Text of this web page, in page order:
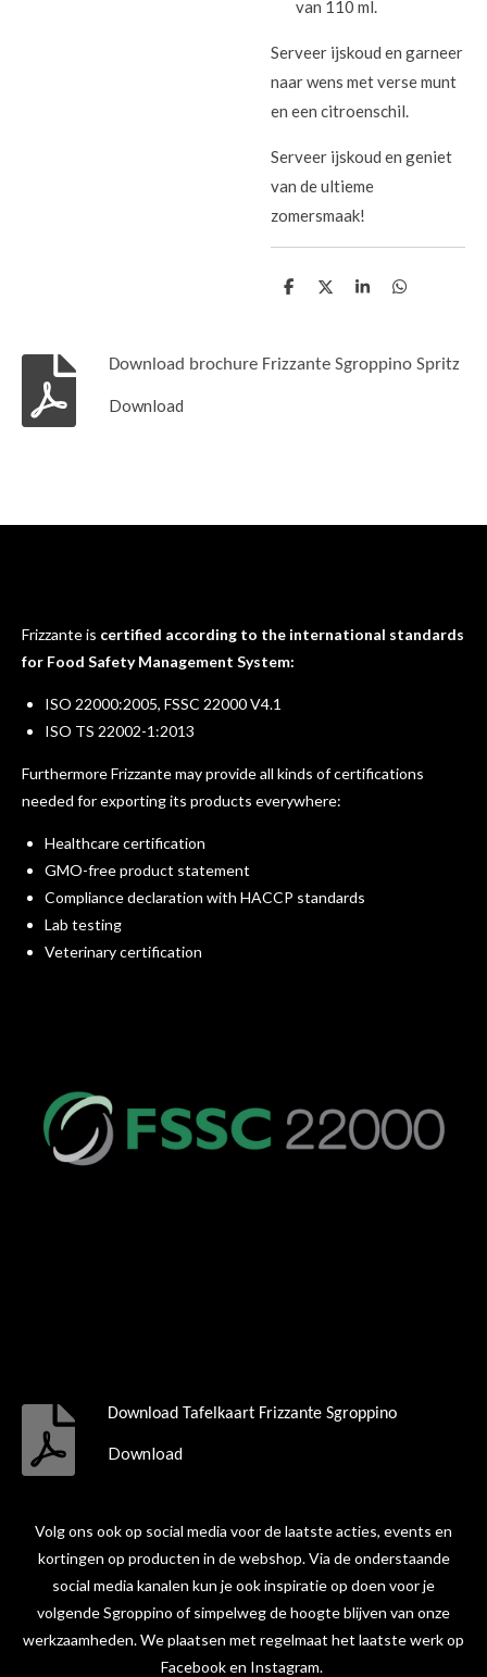
van 110 ml.
Serveer ijskoud en garneer
naar wens met verse munt
en een citroenschil.
Serveer ijskoud en geniet
van de ultieme
zomersmaak!
D
n
D
S
e
D
n
Download brochure Frizzante Sgroppino Spritz
Download
Frizzante is certified according to the international standards
for Food Safety Management System:
ISO 22000:2005, FSSC 22000 V4.1
ISO TS 22002-1:2013
Furthermore Frizzante may provide all kinds of certifications
needed for exporting its products everywhere:
Healthcare certification
GMO-free product statement
Compliance declaration with HACCP standards
Lab testing
Veterinary certification
Download Tafelkaart Frizzante Sgroppino
Download
Volg ons ook op social media voor de laatste acties, events en
kortingen op producten in de webshop. Via de onderstaande
social media kanalen kun je ook inspiratie op doen voor je
volgende Sgroppino of simpelweg de hoogte blijven van onze
werkzaamheden. We plaatsen met regelmaat het laatste werk op
Facebook en Instagram.